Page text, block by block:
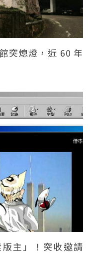
突熄燈，近 60 年
主」！突收邀請